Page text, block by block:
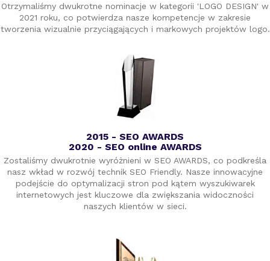
Otrzymaliśmy dwukrotne nominacje w kategorii 'LOGO DESIGN' w
2021 roku, co potwierdza nasze kompetencje w zakresie
tworzenia wizualnie przyciągających i markowych projektów logo.
2015 - SEO AWARDS
2020 - SEO online AWARDS
Zostaliśmy dwukrotnie wyróżnieni w SEO AWARDS, co podkreśla
nasz wkład w rozwój technik SEO Friendly. Nasze innowacyjne
podejście do optymalizacji stron pod kątem wyszukiwarek
internetowych jest kluczowe dla zwiększania widoczności
naszych klientów w sieci.